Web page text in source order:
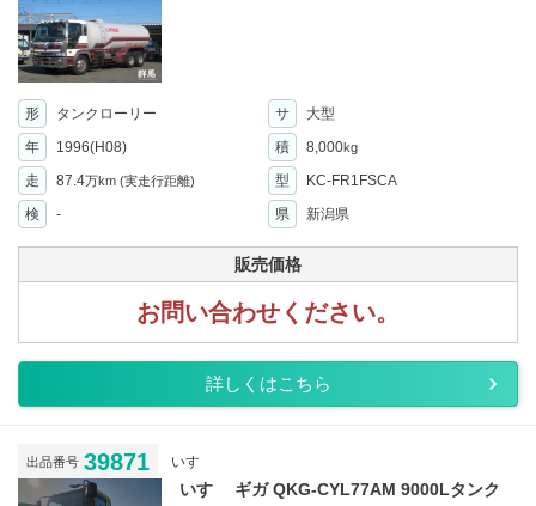
形 タンクローリー サ
大型
年
1996(H08) 積 8,000kg
走 87.4万km (実走行距離) 型
KC-FR1FSCA
検
- 県 新潟県
販売価格
お問い合わせください。
詳しくはこちら
出品番号 39871 いすゞ
いすゞ ギガ QKG-CYL77AM 9000Lタンク